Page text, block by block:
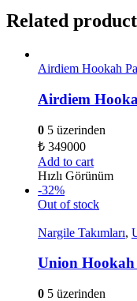
Related
Airdiem Hookah
Airdiem
0 5 üzerinden
₺ 349000
Add to cart
Hızlı Görünüm
-32%
Out of stock
Nargile Takımları,
Union Hookah
0 5 üzerinden